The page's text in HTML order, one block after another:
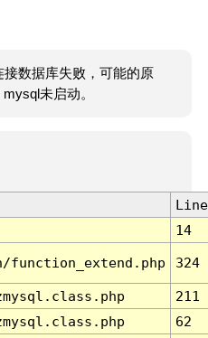
数据库失败，可能的原
未启动。
Line
14
324
211
62